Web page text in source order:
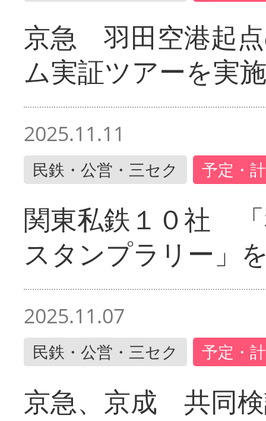
京急 羽田空港起
ム実証ツアーを実施
2025.11.11
民鉄・公営・三セク 予定・
関東私鉄１０社
スタンプラリー」
2025.11.07
民鉄・公営・三セク 予定・
京急、京成 共同